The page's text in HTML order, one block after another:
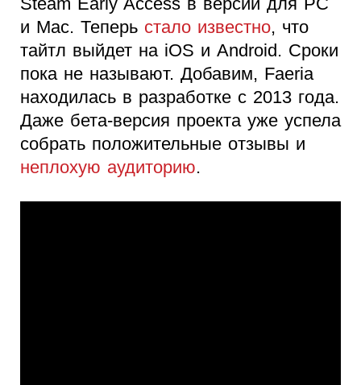
и Mac. Теперь стало известно, что
тайтл выйдет на iOS и Android. Сроки
пока не называют. Добавим, Faeria
находилась в разработке с 2013 года.
Даже бета-версия проекта уже успела
собрать положительные отзывы и
неплохую аудиторию.